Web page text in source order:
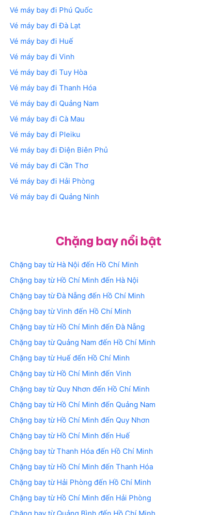
Vé máy bay đi Phú Quốc
Vé máy bay đi Đà Lạt
Vé máy bay đi Huế
Vé máy bay đi Vinh
Vé máy bay đi Tuy Hòa
Vé máy bay đi Thanh Hóa
Vé máy bay đi Quảng Nam
Vé máy bay đi Cà Mau
Vé máy bay đi Pleiku
Vé máy bay đi Điện Biên Phủ
Vé máy bay đi Cần Thơ
Vé máy bay đi Hải Phòng
Vé máy bay đi Quảng Ninh
Chặng bay nổi bật
Chặng bay từ Hà Nội đến Hồ Chí Minh
Chặng bay từ Hồ Chí Minh đến Hà Nội
Chặng bay từ Đà Nẵng đến Hồ Chí Minh
Chặng bay từ Vinh đến Hồ Chí Minh
Chặng bay từ Hồ Chí Minh đến Đà Nẵng
Chặng bay từ Quảng Nam đến Hồ Chí Minh
Chặng bay từ Huế đến Hồ Chí Minh
Chặng bay từ Hồ Chí Minh đến Vinh
Chặng bay từ Quy Nhơn đến Hồ Chí Minh
Chặng bay từ Hồ Chí Minh đến Quảng Nam
Chặng bay từ Hồ Chí Minh đến Quy Nhơn
Chặng bay từ Hồ Chí Minh đến Huế
Chặng bay từ Thanh Hóa đến Hồ Chí Minh
Chặng bay từ Hồ Chí Minh đến Thanh Hóa
Chặng bay từ Hải Phòng đến Hồ Chí Minh
Chặng bay từ Hồ Chí Minh đến Hải Phòng
Chặng bay từ Quảng Bình đến Hồ Chí Minh